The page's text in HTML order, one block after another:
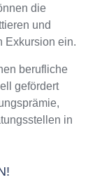
die
und
Exkursion ein.
berufliche
gefördert
in